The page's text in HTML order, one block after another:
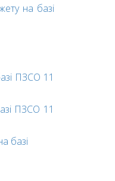
на базі
ПЗСО 11
ПЗСО 11
базі